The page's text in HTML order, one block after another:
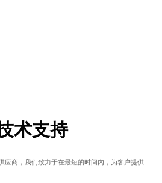
术支持
应商，我们致力于在最短的时间内，为客户提供